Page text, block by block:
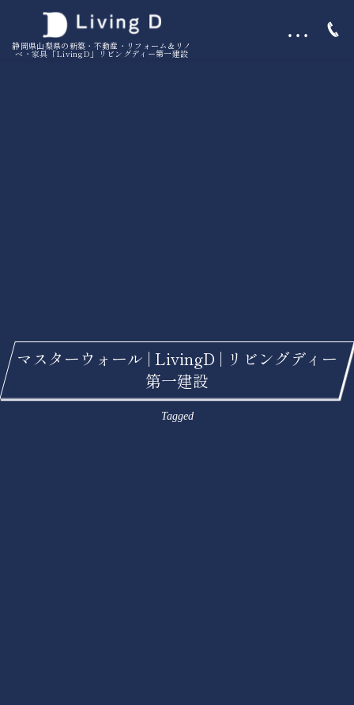
静岡県山梨県の新築・不動産・リフォーム＆リノ
ベ・家具「LivingD」リビングディー第一建設
…
マスターウォール | LivingD | リビングディー
第一建設
Tagged